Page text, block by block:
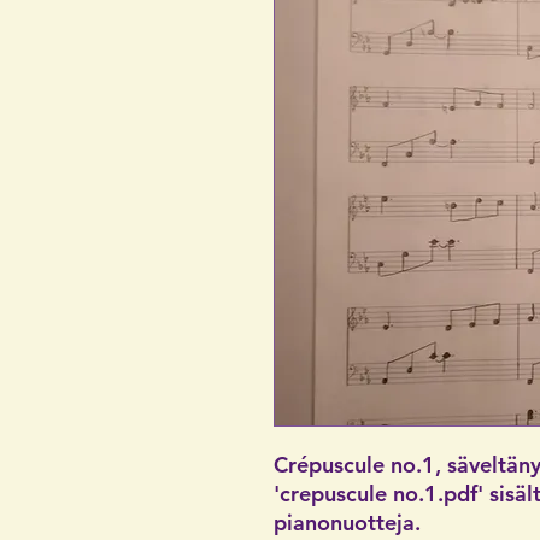
Crépuscule no.1,
'crepuscule no.1.pdf'
pianonuotteja.